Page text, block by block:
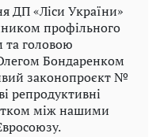
ДП «Ліси України»
профільного
та головою
Бондаренком
законопроєкт №
репродуктивні
між нашими